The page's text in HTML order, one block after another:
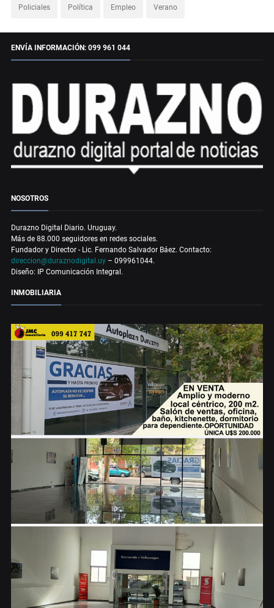
Policiales Política Empleo Verano
ENVÍA INFORMACIÓN: 099 961 044
NOSOTROS
Durazno Digital Diario. Uruguay.
Más de 88.000 seguidores en redes sociales.
Fundador y Director - Lic. Fernando Salvador Báez. Contacto:
direccion@duraznodigital.uy – 099961044.
Diseño: IP Comunicación Integral.
INMOBILIARIA